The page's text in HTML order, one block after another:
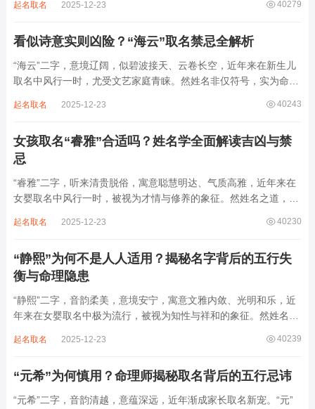
雅符号，实为命理五行流转之枢纽。一字之选，关乎气场平衡。沛
40279
起名取名 2025-12-23
看似诗意实则凶险？“海云”取名禁忌全解析
“海云”二字，意境辽阔，似碧波接天、云卷长空，近年来在新生儿
取名中风行一时，尤受文艺家庭青睐。然姓名非仅符号，实为命局
滔天，木浮无根，阴气过重，易致意志不坚、事业漂泊、健康受
40243
起名取名 2025-12-23
女孩取名“睿雅”合适吗？姓名学全面解读吉凶与禁
忌
“睿雅”二字，听来清贵脱俗，寓意聪慧明达、气质高雅，近年来在
女婴取名中风行一时，被视为才情与修养的象征。然姓名之道，贵
增心力。细察“睿雅”之局，实藏金水成势、火土受制之患，若不顾
40230
起名取名 2025-12-23
“静熙”为何不是人人适用？揭秘名字背后的五行失
衡与命理隐患
“静熙”二字，音韵柔美，意境安宁，寓意文雅内敛、光明和乐，近
年来在女婴取名中极为流行，被视为知性与祥和的象征。然姓名命
象，实藏金水偏寒、火气受制之弊，若不顾八字强弱，盲目套用，
40239
起名取名 2025-12-23
“元希”为何慎用？命理师揭秘取名背后的五行忌讳
“元希”二字，音韵清越，意蕴深远，近年渐成家长取名新宠。“元”